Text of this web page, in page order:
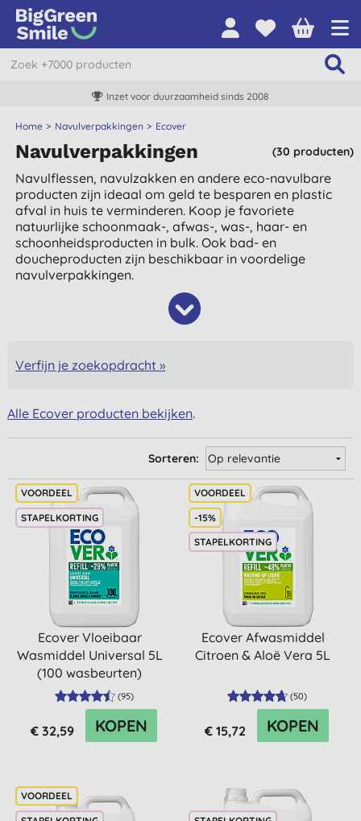
Inzet voor duurzaamheid sinds 2008
Home Navulverpakkingen Ecover
(30 producten)
Navulverpakkingen
Navulflessen, navulzakken en andere eco-navulbare
producten zijn ideaal om geld te besparen en plastic
afval in huis te verminderen. Koop je favoriete
natuurlijke schoonmaak-, afwas-, was-, haar- en
schoonheidsproducten in bulk. Ook bad- en
doucheproducten zijn beschikbaar in voordelige
navulverpakkingen.
Verfijn je zoekopdracht »
Alle Ecover producten bekijken.
Sorteren:
STAPELKORTING
Ecover Vloeibaar
Wasmiddel Universal 5L
(100 wasbeurten)
(95)
€ 32,59 KOPEN
-15%
STAPELKORTING
Ecover Afwasmiddel
Citroen & Aloë Vera 5L
(50)
€ 15,72 KOPEN